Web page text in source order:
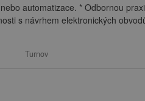
automatizace. * Odbornou
s návrhem elektronických
Turnov